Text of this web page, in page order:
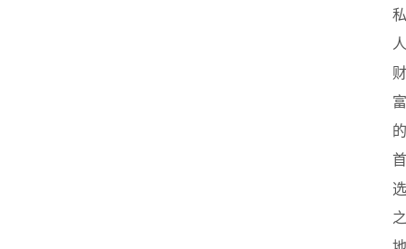
私
人
财
富
的
首
选
之